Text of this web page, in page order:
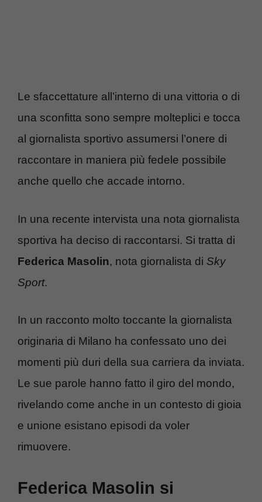
Le sfaccettature all’interno di una vittoria o di
una sconfitta sono sempre molteplici e tocca
al giornalista sportivo assumersi l’onere di
raccontare in maniera più fedele possibile
anche quello che accade intorno.
In una recente intervista una nota giornalista
sportiva ha deciso di raccontarsi. Si tratta di
Federica Masolin, nota giornalista di Sky
Sport.
In un racconto molto toccante la giornalista
originaria di Milano ha confessato uno dei
momenti più duri della sua carriera da inviata.
Le sue parole hanno fatto il giro del mondo,
rivelando come anche in un contesto di gioia
e unione esistano episodi da voler
rimuovere.
Federica Masolin si